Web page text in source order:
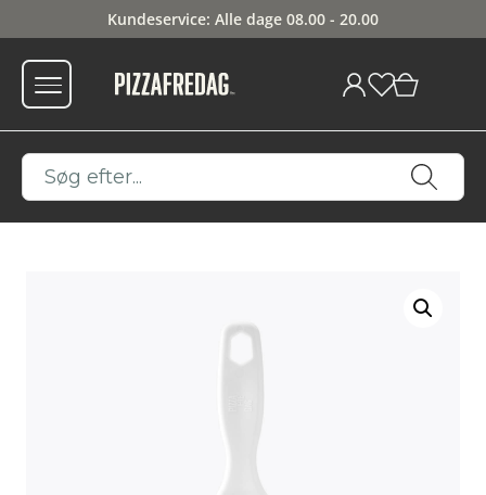
Kundeservice: Alle dage 08.00 - 20.00